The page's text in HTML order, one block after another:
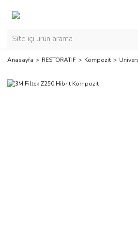
Anasayfa RESTORATİF Kompozit